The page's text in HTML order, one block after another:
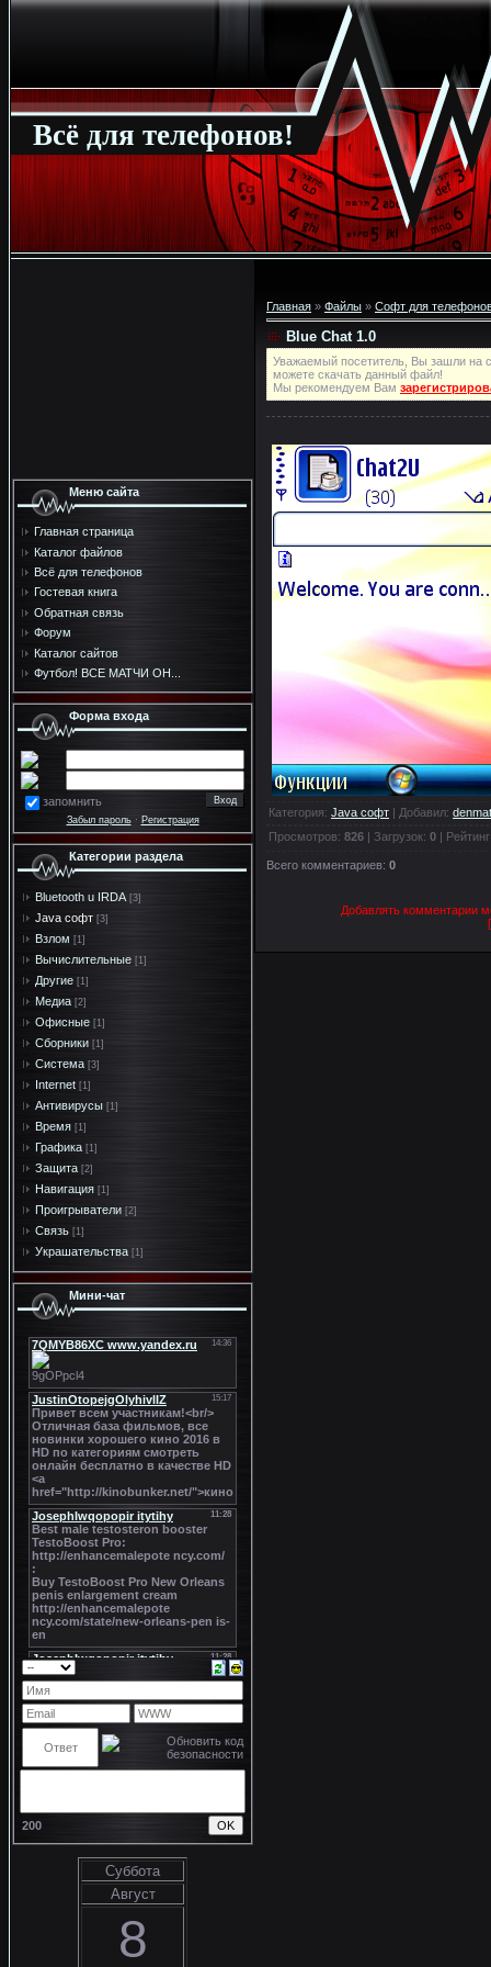
Всё для телефонов!
Меню сайта
Главная страница
Каталог файлов
Всё для телефонов
Гостевая книга
Обратная связь
Форум
Каталог сайтов
Футбол! ВСЕ МАТЧИ ОН...
Форма входа
запомнить
Забыл пароль· Регистрация
Категории раздела
Bluetooth u IRDA [3]
Java софт [3]
Взлом [1]
Вычислительные [1]
Другие [1]
Медиа [2]
Офисные [1]
Сборники [1]
Система [3]
Internet [1]
Антивирусы [1]
Время [1]
Графика [1]
Защита [2]
Навигация [1]
Проигрыватели [2]
Связь [1]
Украшательства [1]
Мини-чат
200
Суббота
Август
8
Главная » Файлы » Софт для
Blue Chat 1.0
Уважаемый посетитель, Вы зашли на
можете скачать данный файл!
Мы рекомендуем Вам
Категория: Java софт | Добавил:
Просмотров: 826 | Загрузок: 0 | Рейтинг
Всего комментариев: 0
Добавлять комментарии